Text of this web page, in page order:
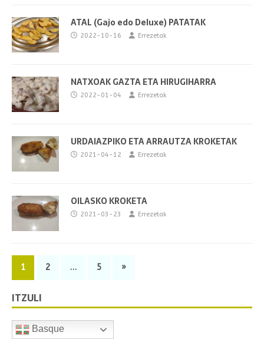
ATAL (Gajo edo Deluxe) PATATAK
2022-10-16 Errezetak
NATXOAK GAZTA ETA HIRUGIHARRA
2022-01-04 Errezetak
URDAIAZPIKO ETA ARRAUTZA KROKETAK
2021-04-12 Errezetak
OILASKO KROKETA
2021-03-23 Errezetak
1 2 … 5 »
ITZULI
Basque